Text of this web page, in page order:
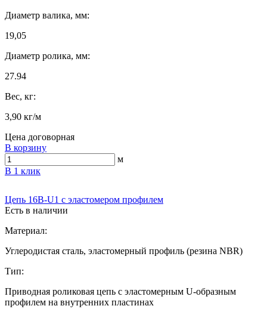
Диаметр валика, мм:
19,05
Диаметр ролика, мм:
27.94
Вес, кг:
3,90 кг/м
Цена договорная
В корзину
м
В 1 клик
Цепь 16B-U1 с эластомером профилем
Есть в наличии
Материал:
Углеродистая сталь, эластомерный профиль (резина NBR)
Тип:
Приводная роликовая цепь с эластомерным U-образным
профилем на внутренних пластинах